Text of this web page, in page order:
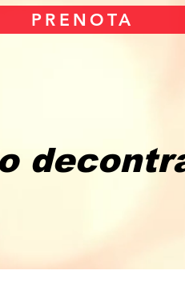
PRENOTA